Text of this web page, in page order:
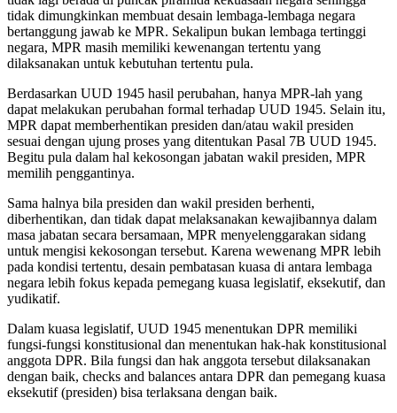
tidak dimungkinkan membuat desain lembaga-lembaga negara
bertanggung jawab ke MPR. Sekalipun bukan lembaga tertinggi
negara, MPR masih memiliki kewenangan tertentu yang
dilaksanakan untuk kebutuhan tertentu pula.
Berdasarkan UUD 1945 hasil perubahan, hanya MPR-lah yang
dapat melakukan perubahan formal terhadap UUD 1945. Selain itu,
MPR dapat memberhentikan presiden dan/atau wakil presiden
sesuai dengan ujung proses yang ditentukan Pasal 7B UUD 1945.
Begitu pula dalam hal kekosongan jabatan wakil presiden, MPR
memilih penggantinya.
Sama halnya bila presiden dan wakil presiden berhenti,
diberhentikan, dan tidak dapat melaksanakan kewajibannya dalam
masa jabatan secara bersamaan, MPR menyelenggarakan sidang
untuk mengisi kekosongan tersebut. Karena wewenang MPR lebih
pada kondisi tertentu, desain pembatasan kuasa di antara lembaga
negara lebih fokus kepada pemegang kuasa legislatif, eksekutif, dan
yudikatif.
Dalam kuasa legislatif, UUD 1945 menentukan DPR memiliki
fungsi-fungsi konstitusional dan menentukan hak-hak konstitusional
anggota DPR. Bila fungsi dan hak anggota tersebut dilaksanakan
dengan baik, checks and balances antara DPR dan pemegang kuasa
eksekutif (presiden) bisa terlaksana dengan baik.